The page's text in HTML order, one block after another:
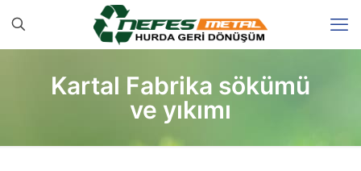
Kartal Fabrika sökümü
ve yıkımı